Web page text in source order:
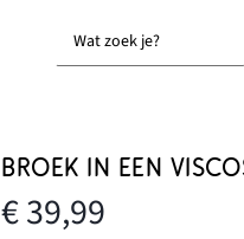
Wat zoek je?
BROEK IN EEN
€ 39,99